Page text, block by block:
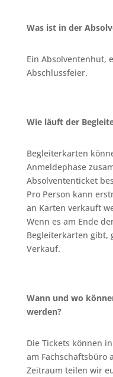
Was ist in der
Ein Absolventenhut,
Abschlussfeier.
Wie läuft der
Begleiterkarten
Anmeldephase
Absolvententicket
Pro Person kann
an Karten verkauft
Wenn es am Ende
Begleiterkarten gibt,
Verkauf.
Wann und wo
werden?
Die Tickets können
am Fachschaftsbüro
Zeitraum teilen wir